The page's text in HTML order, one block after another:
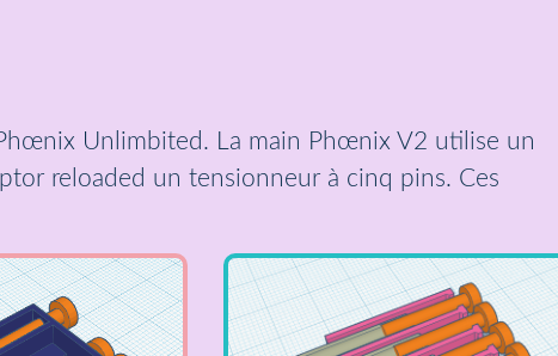
Unlimbited. La main Phœnix V2 utilise un
reloaded un tensionneur à cinq pins. Ces